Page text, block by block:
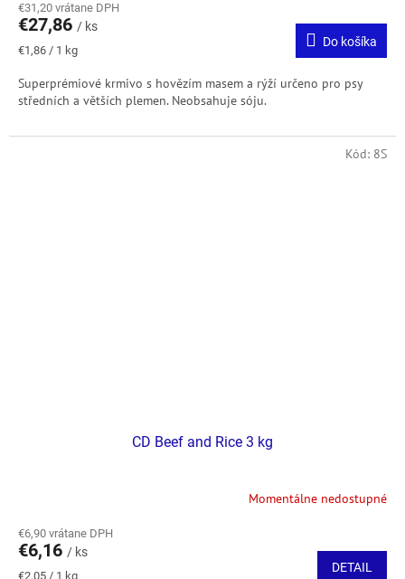
€31,20 vrátane DPH
€27,86 / ks
Jednotková
€1,86 / 1 kg
Do košíka
Superprémiové krmivo s hovězím masem a rýží určeno pro psy
středních a větších plemen. Neobsahuje sóju.
CD Beef and Rice 3 kg
Momentálne nedostupné
€6,90 vrátane DPH
€6,16 / ks
Jednotková
€2,05 / 1 kg
DETAIL
Kód: 8S